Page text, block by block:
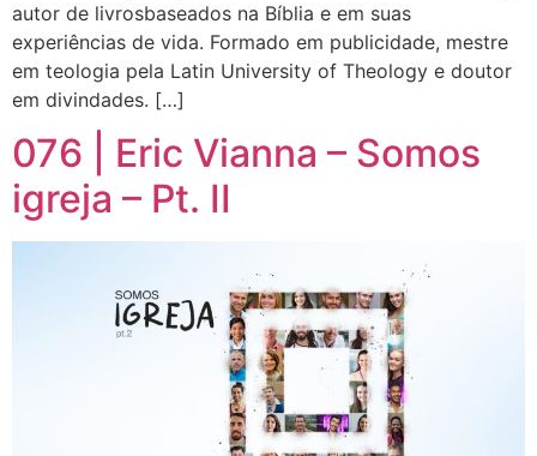
autor de livrosbaseados na Bíblia e em suas
experiências de vida. Formado em publicidade, mestre
em teologia pela Latin University of Theology e doutor
em divindades. […]
076 | Eric Vianna – Somos
igreja – Pt. II